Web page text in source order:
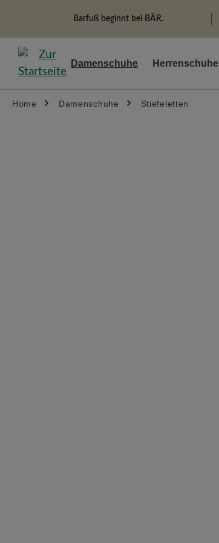
Zur Hauptnavigation springen
Barfuß beginnt bei BÄR.
Damenschuhe Herrenschuhe
Home Damenschuhe Stiefeletten